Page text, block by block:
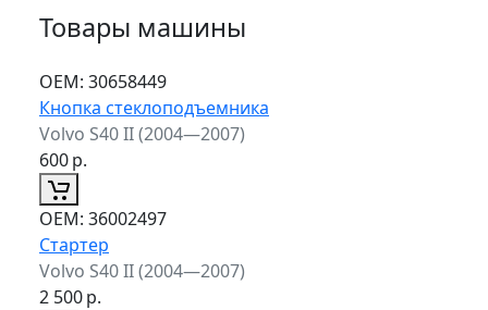
Товары машины
ОЕМ: 30658449
Кнопка стеклоподъемника
Volvo S40 II (2004—2007)
600р.
ОЕМ: 36002497
Стартер
Volvo S40 II (2004—2007)
2 500р.